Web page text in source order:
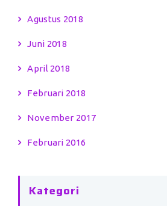
Agustus 2018
Juni 2018
April 2018
Februari 2018
November 2017
Februari 2016
Kategori